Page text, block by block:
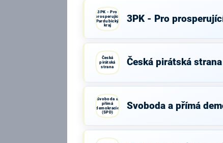
3PK - Pro
prosperující
Pardubický
kraj
3PK - Pro
Česká
pirátská
strana
Česká pirátská strana
Svoboda a
přímá
demokracie
(SPD)
Svoboda a přímá